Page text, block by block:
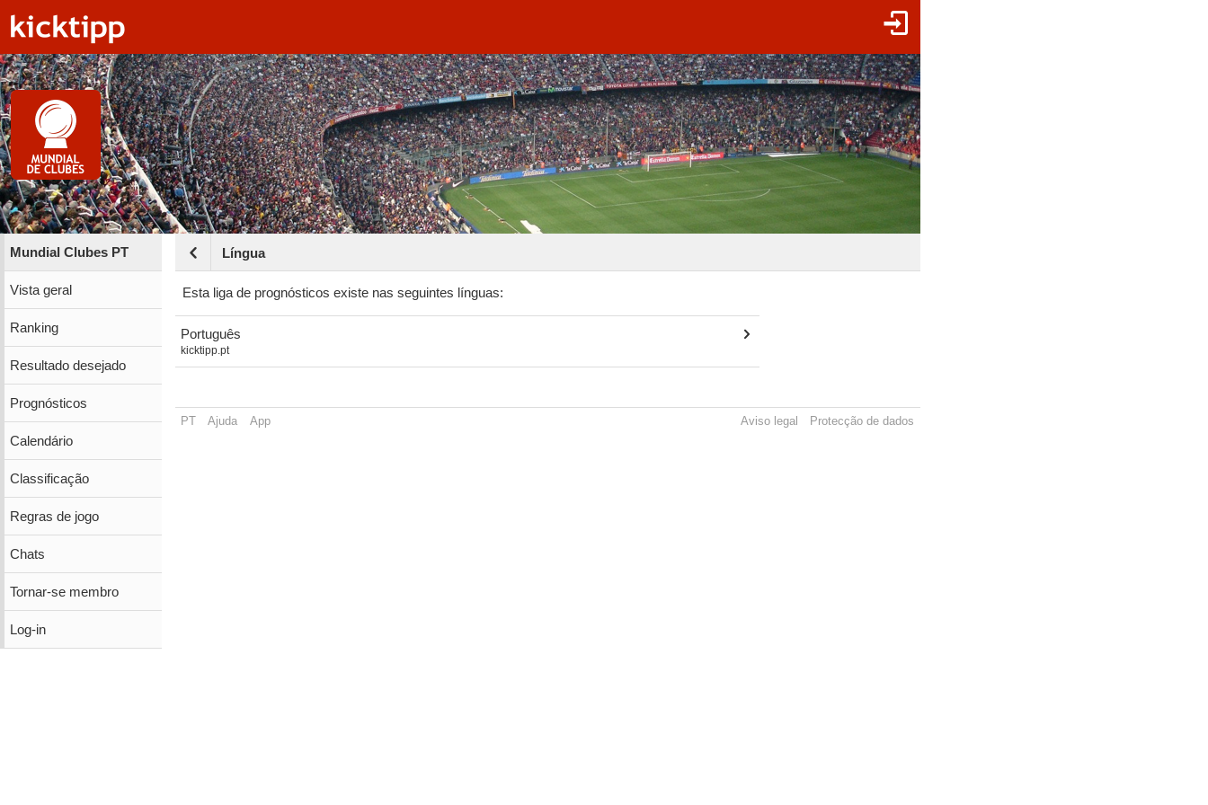
Mundial Clubes PT
Vista geral
Ranking
Resultado desejado
Prognósticos
Calendário
Classificação
Regras de jogo
Chats
Tornar-se membro
Log-in
Língua
Esta liga de prognósticos existe nas seguintes línguas:
Português
kicktipp.pt
PT Ajuda App Aviso legal Protecção de dados